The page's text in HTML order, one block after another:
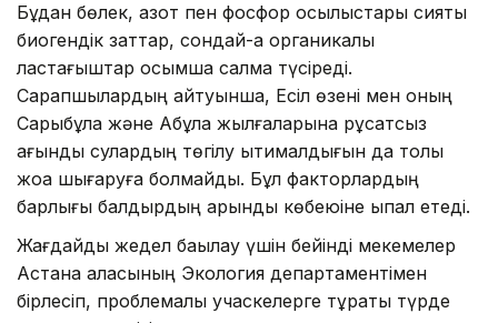
Бұдан бөлек, азот пен фосфор қосылыстары сияқты
биогендік заттар, сондай-ақ органикалық
ластағыштар қосымша салмақ түсіреді.
Сарапшылардың айтуынша, Есіл өзені мен оның
Сарыбұлақ және Ақбұлақ жылғаларына рұқсатсыз
ағынды сулардың төгілу ықтималдығын да толық
жоққа шығаруға болмайды. Бұл факторлардың
барлығы балдырдың қарқынды көбеюіне ықпал етеді.
Жағдайды жедел бақылау үшін бейінді мекемелер
Астана қаласының Экология департаментімен
бірлесіп, проблемалы учаскелерге тұрақты түрде